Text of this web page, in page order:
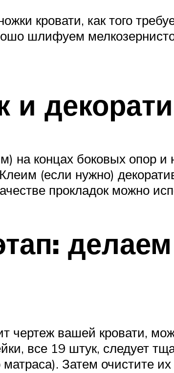
кровати, как того
шлифуем
и
на концах боковых опор
(если нужно)
прокладок можно
чертеж вашей кровати,
все 19 штук, следует
Затем очистите